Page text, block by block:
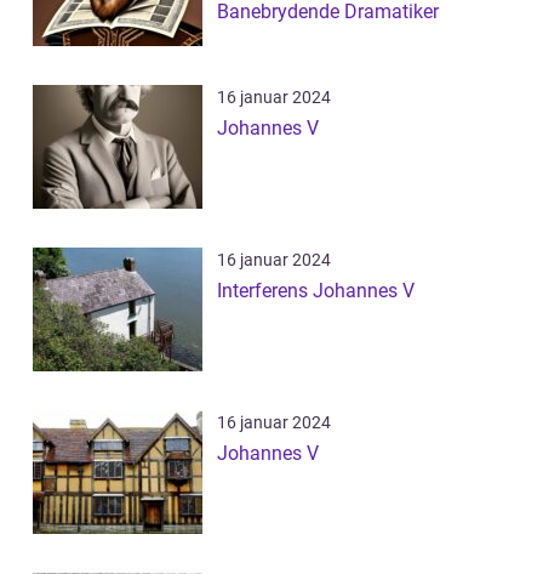
Banebrydende Dramatiker
16 januar 2024
Johannes V
16 januar 2024
Interferens Johannes V
16 januar 2024
Johannes V